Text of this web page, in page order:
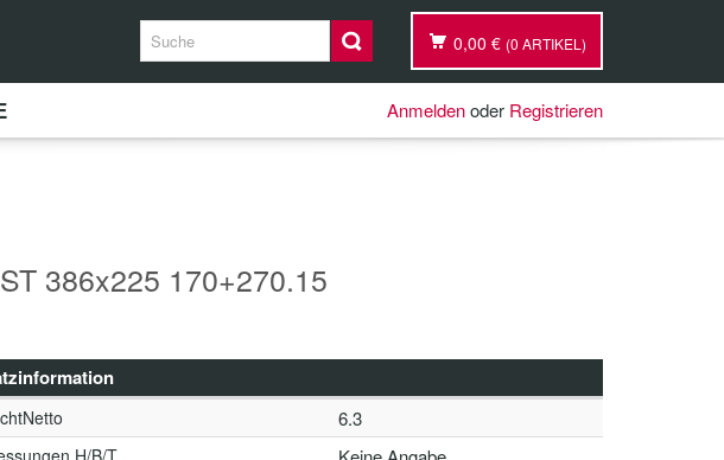
0,00 € (0 ARTIKEL)
Anmeldenoder Registrieren
386x225 170+270.15
6.3
H/B/T